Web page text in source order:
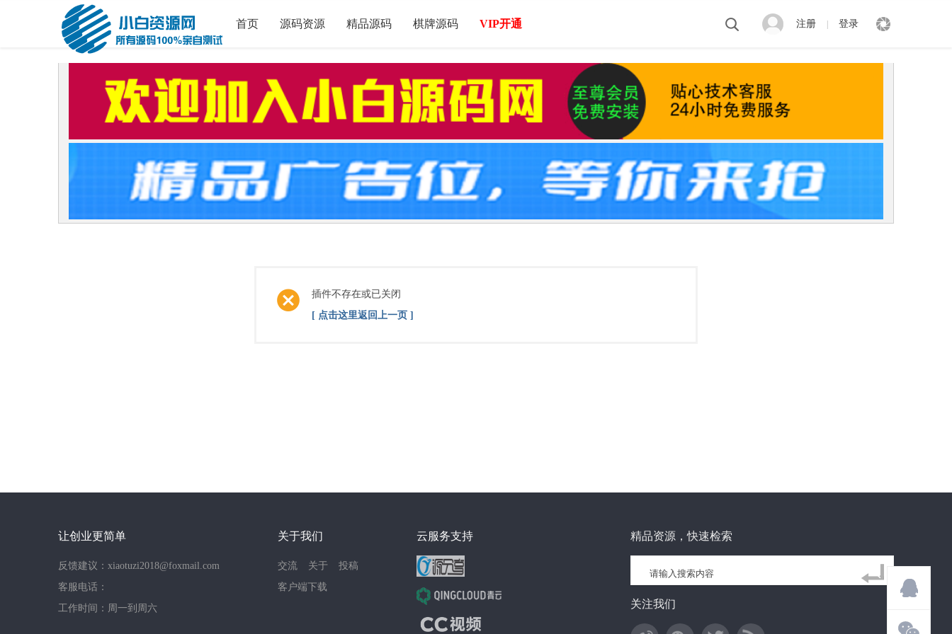
首页 源码资源 精品源码 棋牌源码 VIP开通 注册 登录
插件不存在或已关闭
[ 点击这里返回上一页 ]
让创业更简单
反馈建议：xiaotuzi2018@foxmail.com
客服电话：
工作时间：周一到周六
关于我们
交流 关于
投稿
客户端下载
云服务支持 精品资源，快速检索
关注我们